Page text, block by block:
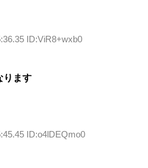
ID:ViR8+wxb0
ります
ID:o4lDEQmo0